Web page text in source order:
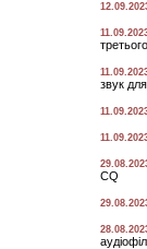
звук
CQ